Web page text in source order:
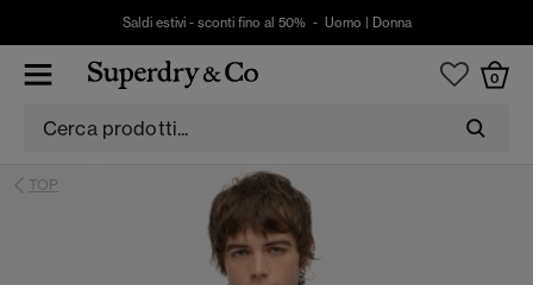
Saldi estivi - sconti fino al 50% - Uomo Donna
0
TOP